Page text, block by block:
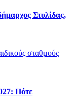
Στυλίδας,
Πότε